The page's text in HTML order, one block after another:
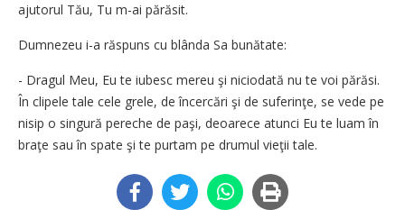
ajutorul Tău, Tu m-ai părăsit.
Dumnezeu i-a răspuns cu blânda Sa bunătate:
- Dragul Meu, Eu te iubesc mereu şi niciodată nu te voi părăsi.
În clipele tale cele grele, de încercări şi de suferinţe, se vede pe
nisip o singură pereche de paşi, deoarece atunci Eu te luam în
braţe sau în spate şi te purtam pe drumul vieţii tale.